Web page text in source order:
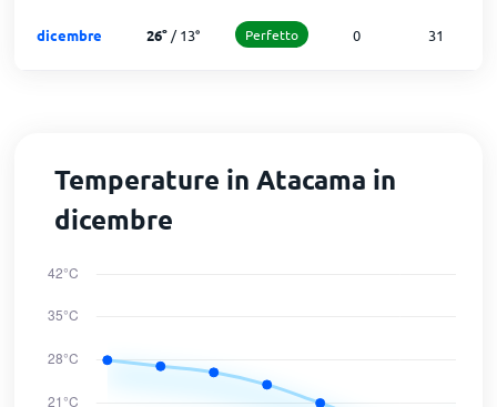
dicembre 26°/13° Perfetto 0 31
Temperature in Atacama in
dicembre